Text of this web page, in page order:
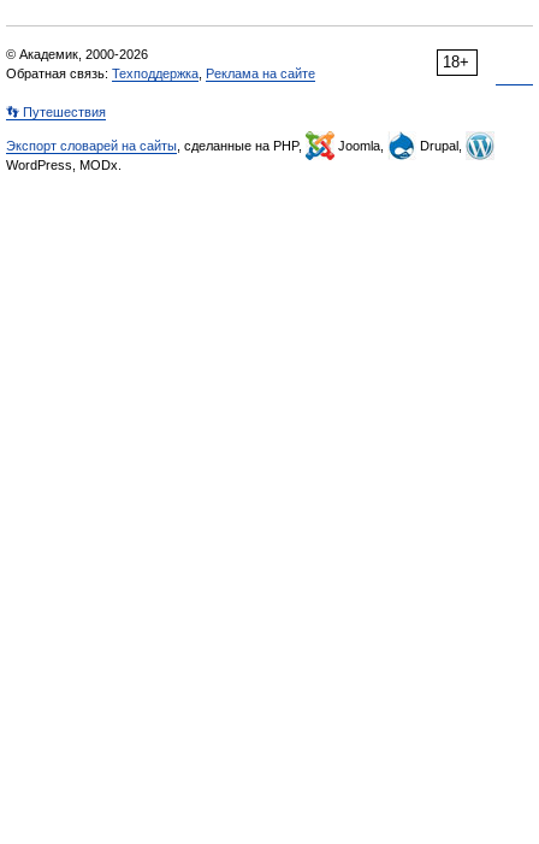
18+
© Академик, 2000-2026
Обратная связь: Техподдержка Реклама на сайте
👣 Путешествия
Экспорт словарей на сайты , сделанные на PHP, Joomla,
Drupal,
WordPress, MODx.